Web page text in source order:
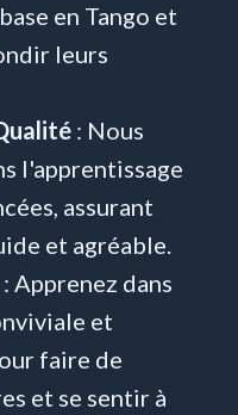
en Tango et
leurs
: Nous
l'apprentissage
assurant
et agréable.
: Apprenez dans
et
faire de
et se sentir à